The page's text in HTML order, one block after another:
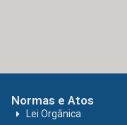
Normas e Atos
Lei Orgânica